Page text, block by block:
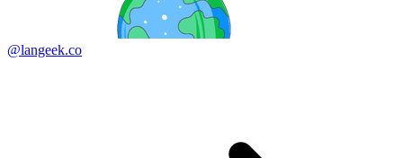
@langeek.co